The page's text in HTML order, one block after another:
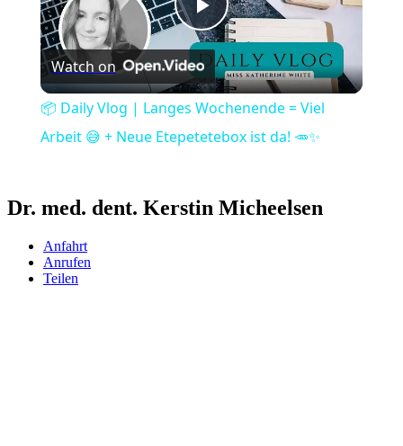
Play
Video
Watch on
📦 Daily Vlog | Langes Wochenende = Viel
Arbeit 😅 + Neue Etepetetebox ist da! 🥕✨
Dr. med. dent. Kerstin Micheelsen
Anfahrt
Anrufen
Teilen